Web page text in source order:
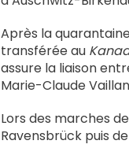
Après la
transférée au
assure la liaison
Marie-Claude
Lors des marches
Ravensbrück puis